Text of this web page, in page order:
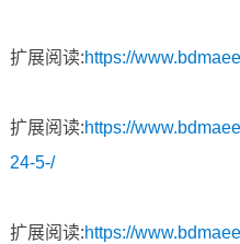
扩展阅读:https://
扩展阅读:https://
24-5-/
扩展阅读:https://